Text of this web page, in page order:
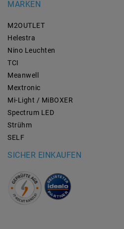
MARKEN
M2OUTLET
Helestra
Nino Leuchten
TCI
Meanwell
Mextronic
Mi-Light / MiBOXER
Spectrum LED
Strühm
SELF
SICHER EINKAUFEN